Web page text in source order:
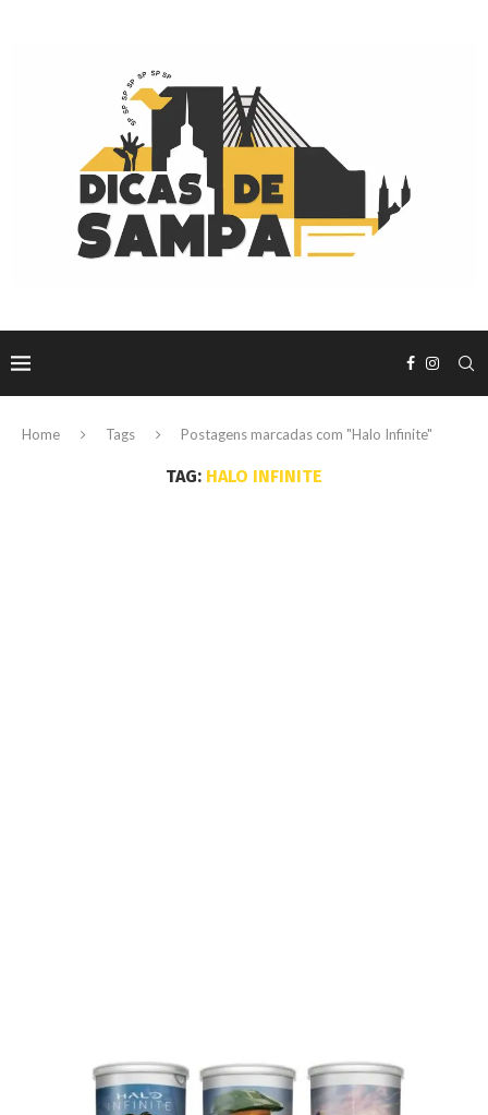
Home Tags Postagens marcadas com "Halo Infinite"
TAG: HALO INFINITE